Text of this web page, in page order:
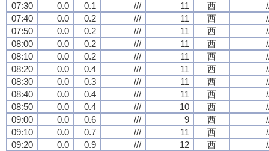
07:30
0.0 0.1 /// 11 西
07:40
0.0 0.2 /// 11 西
07:50
0.0 0.2 /// 11 西
08:00
0.0 0.2 /// 11 西
08:10
0.0 0.2 /// 11 西
08:20
0.0 0.4 /// 11 西
08:30
0.0 0.3 /// 11 西
08:40
0.0 0.4 /// 11 西
08:50
0.0 0.4 /// 10 西
09:00
0.0 0.6 /// 9 西
09:10
0.0 0.7 /// 11 西
09:20
0.0 0.9 /// 12 西